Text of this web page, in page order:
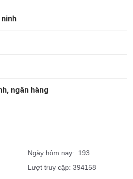
ngân hàng
Ngày hôm nay: 193
Lượt truy cập: 394158